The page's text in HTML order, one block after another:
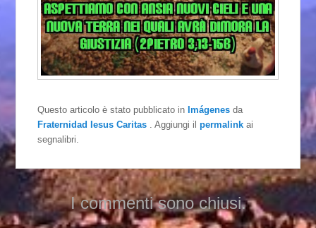
Questo articolo è stato pubblicato inImágenes da
Fraternidad Iesus Caritas
. Aggiungi ilpermalink ai
segnalibri.
I commenti sono chiusi.